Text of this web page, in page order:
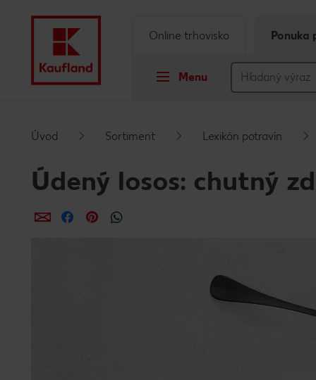
Menu
Online trhovisko Ponuka
Úvod Sortiment Lexikón potravín
Údený losos: chutný
ZdieľaťZdieľaťZdieľať